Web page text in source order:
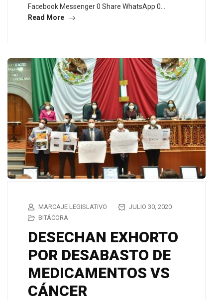
Facebook Messenger 0 Share WhatsApp 0…
Read More
MARCAJE LEGISLATIVO
JULIO 30, 2020
BITÁCORA
DESECHAN EXHORTO
POR DESABASTO DE
MEDICAMENTOS VS
CÁNCER